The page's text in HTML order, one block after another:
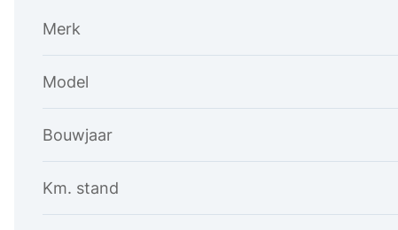
Merk
Model
Bouwjaar
Km. stand